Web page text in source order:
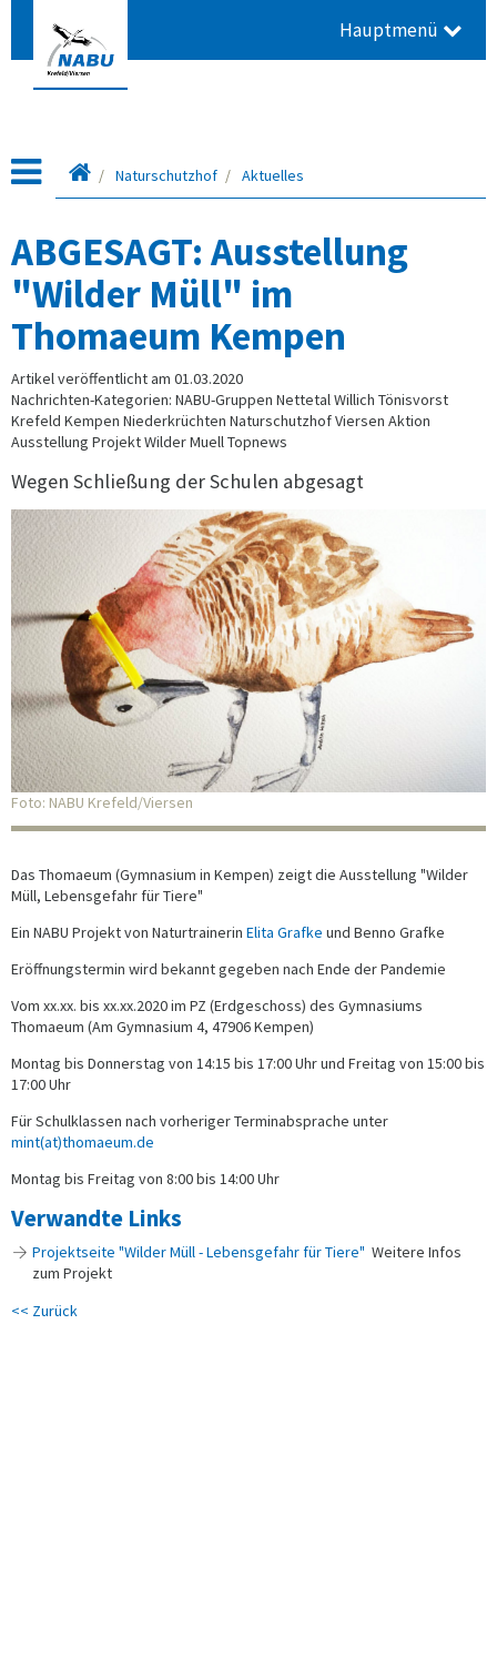
Hauptmenü
Startseite
Naturschutzhof Aktuelles
ABGESAGT: Ausstellung
"Wilder Müll" im
Thomaeum Kempen
Artikel veröffentlicht am 01.03.2020
Nachrichten-Kategorien: NABU-Gruppen Nettetal Willich Tönisvorst
Krefeld Kempen Niederkrüchten Naturschutzhof Viersen Aktion
Ausstellung Projekt Wilder Muell Topnews
Wegen Schließung der Schulen abgesagt
Foto: NABU Krefeld/Viersen
Das Thomaeum (Gymnasium in Kempen) zeigt die Ausstellung "Wilder
Müll, Lebensgefahr für Tiere"
Ein NABU Projekt von Naturtrainerin Elita Grafke und Benno Grafke
Eröffnungstermin wird bekannt gegeben nach Ende der Pandemie
Vom xx.xx. bis xx.xx.2020 im PZ (Erdgeschoss) des Gymnasiums
Thomaeum (Am Gymnasium 4, 47906 Kempen)
Montag bis Donnerstag von 14:15 bis 17:00 Uhr und Freitag von 15:00 bis
17:00 Uhr
Für Schulklassen nach vorheriger Terminabsprache unter
mint(at)thomaeum.de
Montag bis Freitag von 8:00 bis 14:00 Uhr
Verwandte Links
Projektseite "Wilder Müll - Lebensgefahr für Tiere" Weitere Infos
zum Projekt
<< Zurück